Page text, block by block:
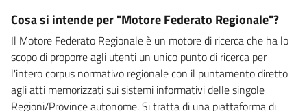
Cosa si intende per "Motore Federato Regionale"?
Il Motore Federato Regionale è un motore di ricerca che ha lo
scopo di proporre agli utenti un unico punto di ricerca per
l'intero corpus normativo regionale con il puntamento diretto
agli atti memorizzati sui sistemi informativi delle singole
Regioni/Province autonome. Si tratta di una piattaforma di